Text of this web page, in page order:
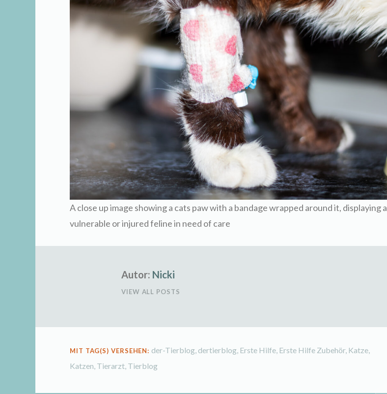
A close up image showing a cats paw with a bandage wrapped around it, displaying a
vulnerable or injured feline in need of care
Autor: Nicki
VIEW ALL POSTS
MIT TAG(S) VERSEHEN: der-Tierblog, dertierblog, Erste Hilfe, Erste Hilfe Zubehör, Katze,
Katzen, Tierarzt, Tierblog